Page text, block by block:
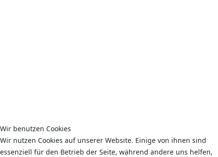
Wir benutzen Cookies
Wir nutzen Cookies auf unserer Website. Einige von ihnen sind
essenziell für den Betrieb der Seite, während andere uns helfen,